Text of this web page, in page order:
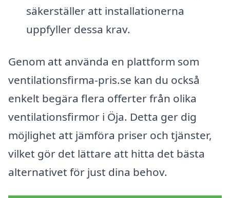
säkerställer att installationerna
uppfyller dessa krav.
Genom att använda en plattform som
ventilationsfirma-pris.se kan du också
enkelt begära flera offerter från olika
ventilationsfirmor i Öja. Detta ger dig
möjlighet att jämföra priser och tjänster,
vilket gör det lättare att hitta det bästa
alternativet för just dina behov.